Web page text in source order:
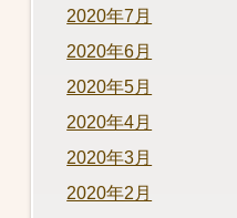
2020年7月
2020年6月
2020年5月
2020年4月
2020年3月
2020年2月